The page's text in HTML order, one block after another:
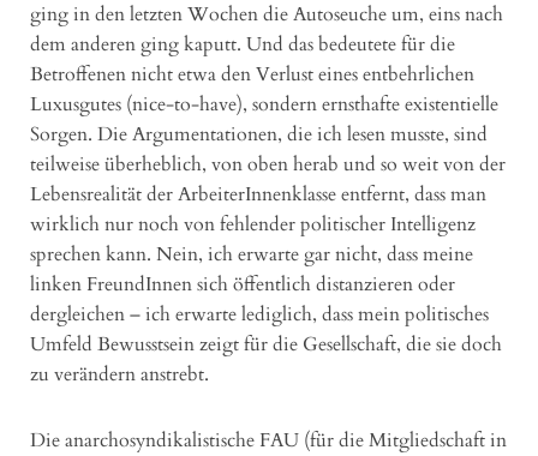
ging in den letzten Wochen die Autoseuche um, eins nach
dem anderen ging kaputt. Und das bedeutete für die
Betroffenen nicht etwa den Verlust eines entbehrlichen
Luxusgutes (nice-to-have), sondern ernsthafte existentielle
Sorgen. Die Argumentationen, die ich lesen musste, sind
teilweise überheblich, von oben herab und so weit von der
Lebensrealität der ArbeiterInnenklasse entfernt, dass man
wirklich nur noch von fehlender politischer Intelligenz
sprechen kann. Nein, ich erwarte gar nicht, dass meine
linken FreundInnen sich öffentlich distanzieren oder
dergleichen – ich erwarte lediglich, dass mein politisches
Umfeld Bewusstsein zeigt für die Gesellschaft, die sie doch
zu verändern anstrebt.
Die anarchosyndikalistische FAU (für die Mitgliedschaft in